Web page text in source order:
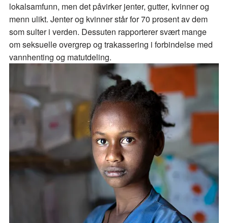
lokalsamfunn, men det påvirker jenter, gutter, kvinner og
menn ulikt. Jenter og kvinner står for 70 prosent av dem
som sulter i verden. Dessuten rapporterer svært mange
om seksuelle overgrep og trakassering i forbindelse med
vannhenting og matutdeling.